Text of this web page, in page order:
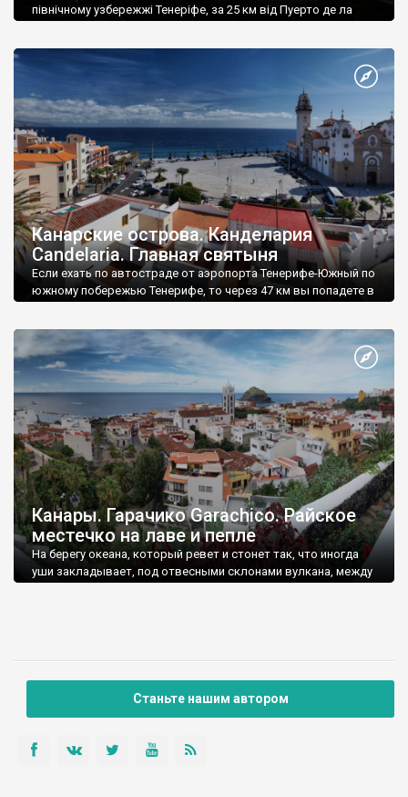
північному узбережжі Тенеріфе, за 25 км від Пуерто де ла
Канарские острова. Канделария
Candelaria. Главная святыня
Если ехать по автостраде от аэропорта Тенерифе-Южный по
южному побережью Тенерифе, то через 47 км вы попадете в
Канары. Гарачико Garachico. Райское
местечко на лаве и пепле
На берегу океана, который ревет и стонет так, что иногда
уши закладывает, под отвесными склонами вулкана, между
Станьте нашим автором